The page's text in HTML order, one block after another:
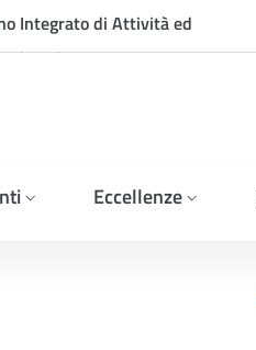
Integrato di Attività ed
Eccellenze